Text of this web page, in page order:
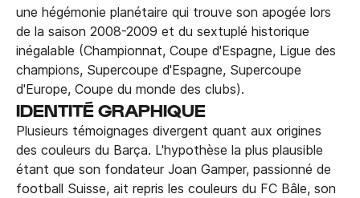
une hégémonie planétaire qui trouve son apogée lors
de la saison 2008-2009 et du sextuplé historique
inégalable (Championnat, Coupe d'Espagne, Ligue des
champions, Supercoupe d'Espagne, Supercoupe
d'Europe, Coupe du monde des clubs).
IDENTITÉ GRAPHIQUE
Plusieurs témoignages divergent quant aux origines
des couleurs du Barça. L'hypothèse la plus plausible
étant que son fondateur Joan Gamper, passionné de
football Suisse, ait repris les couleurs du FC Bâle, son